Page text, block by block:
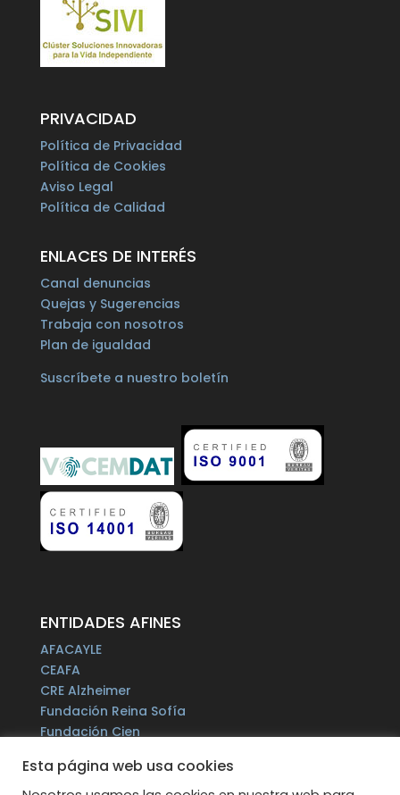
PRIVACIDAD
Política de Privacidad
Política de Cookies
Aviso Legal
Política de Calidad
ENLACES DE INTERÉS
Canal denuncias
Quejas y Sugerencias
Trabaja con nosotros
Plan de igualdad
Suscríbete a nuestro boletín
ENTIDADES AFINES
AFACAYLE
CEAFA
CRE Alzheimer
Fundación Reina Sofía
Fundación Cien
Fundación Por un Mañana sin Alzheimer
Esta página web usa cookies